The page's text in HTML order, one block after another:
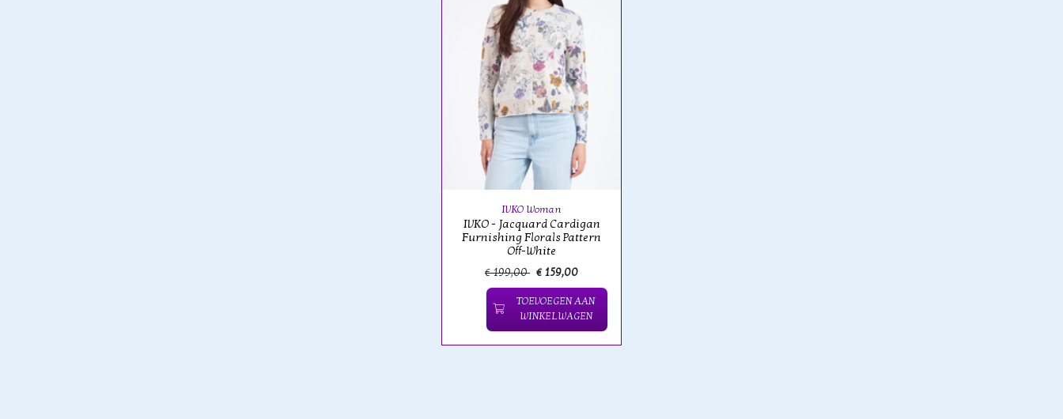
IVKO Woman
IVKO - Jacquard Cardigan
Furnishing Florals Pattern
Off-White
€ 199,00 € 159,00
TOEVOEGEN AAN
WINKELWAGEN